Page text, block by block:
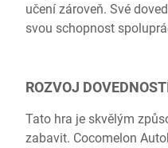
učení zároveň. Své
svou schopnost
ROZVOJ
Tato hra je skvělým
zabavit. Cocomelon